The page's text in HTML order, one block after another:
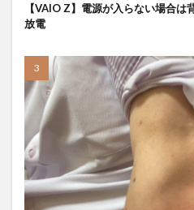
【VAIO Z】電源が入らない場合
放電